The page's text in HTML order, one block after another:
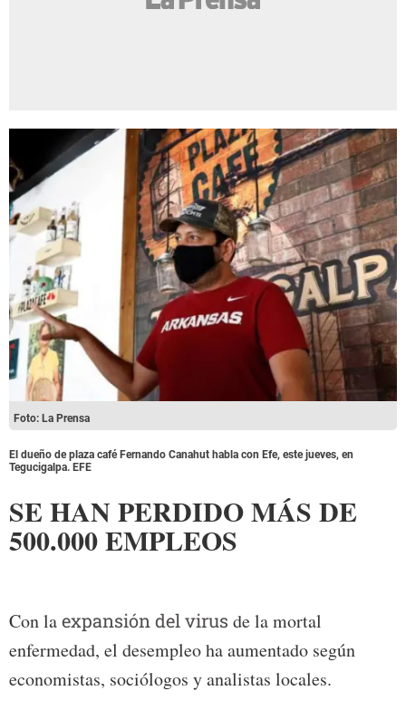
Foto: La Prensa
El dueño de plaza café Fernando Canahut habla con Efe, este jueves, en
Tegucigalpa. EFE
SE HAN PERDIDO MÁS DE
500.000 EMPLEOS
Con laexpansión del virus de la mortal
enfermedad, el desempleo ha aumentado según
economistas, sociólogos y analistas locales.